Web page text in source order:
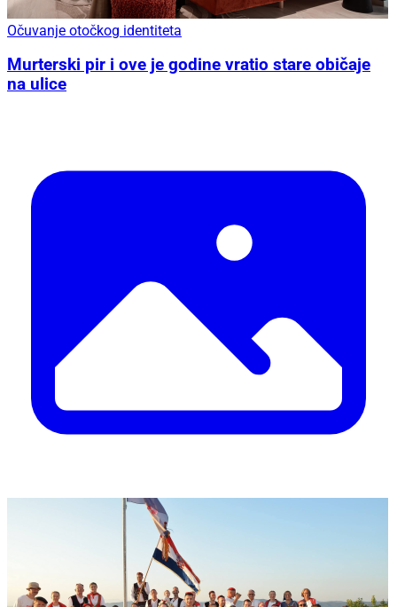
Očuvanje otočkog identiteta
Murterski pir i ove je godine vratio stare običaje
na ulice